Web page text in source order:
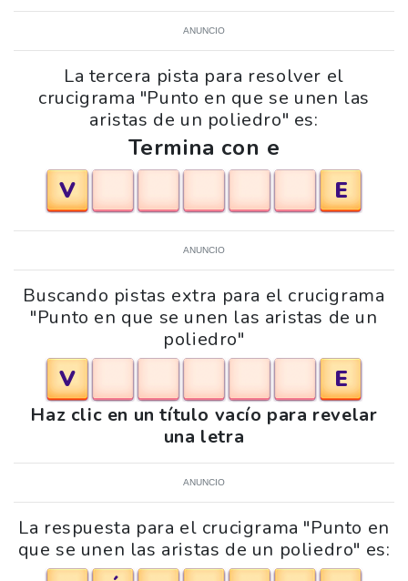
ANUNCIO
La tercera pista para resolver el
crucigrama "Punto en que se unen las
aristas de un poliedro" es:
Termina con e
V
E
ANUNCIO
Buscando pistas extra para el crucigrama
"Punto en que se unen las aristas de un
poliedro"
V E
Haz clic en un título vacío para revelar
una letra
ANUNCIO
La respuesta para el crucigrama "Punto en
que se unen las aristas de un poliedro" es: